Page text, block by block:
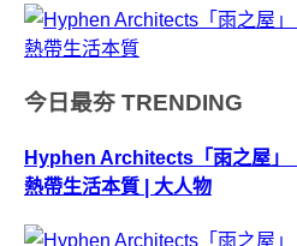
今日最夯 TRENDING
Hyphen Architects「雨之屋」
熱帶生活本質 | 大人物